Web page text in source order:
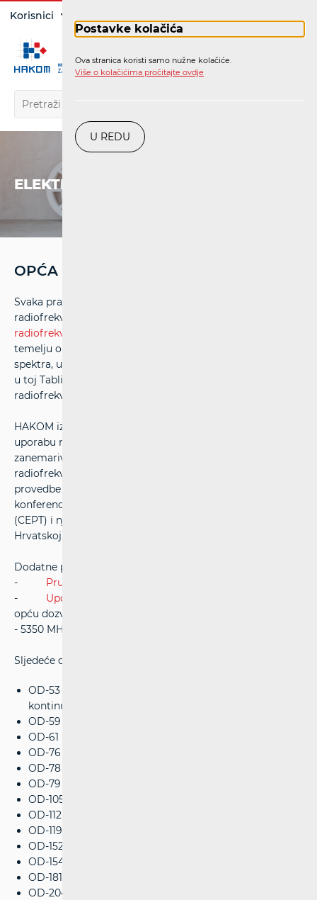
Postavke kolačića
Ova stranica koristi samo nužne kolačiće.
Više o kolačićima pročitajte ovdje
U REDU
Korisnici
ELEKTRONIČKE KOMUNIKACIJE
OPĆA DOZVOLA
Svaka pravna i fizička osoba ima pravo na uporabu
radiofrekvencijskog pojasa koji se prema
radiofrekvencijskog spektra
temelju opće dozvole za uporabu radiofrekvencijskog
spektra, u skladu s uvjetima dodjele i uporabe utvrđenim
u toj Tablici i Pravilniku o uvjetima dodjele i uporabe
radiofrekvencijskog spektra ("
HAKOM izdaje opću dozvolu (
uporabu radiofrekvencijskog spektra u slučaju
zanemarive opasnosti od smetnja ili u usklađenim
radiofrekvencijskim pojasevima, a osobito u svrhu
provedbe odgovarajućih odluka i preporuka Europske
konferencije poštanskih i telekomunikacijskih uprava
(CEPT) i njezinih tijela, koje su prihvaćene u Republici
Hrvatskoj.
Dodatne poveznice:
- Pružanje usluga uz opću dozvolu (WAS/RLAN)
- Uporaba pojasa 5470 - 5725 MHz (WAS/RLAN)
opću dozvolu
- 5350 MHz uz opće dozvole
Sljedeće opće dozvole su povučene i više se ne koriste:
OD-53 - Uređaji s visokim radnim ciklusom/uređaji za
kontinuirano odašiljanje,
OD-59 - Aktivni medicinski implantati,
OD-61 - Aktivni medicinski implantati,
OD-76 - SRD različite namjene,
OD-78 - SRD za primjene u željeznici,
OD-79 - SRD za primjene u željeznici,
OD-105 - WiMAX (korisnička oprema),
OD-112 - Uređaji za širokopojasni prijenos podataka,
OD-119 - SRD za bežične audio primjene,
OD-152 - Inteligentni sustavi za prijevoz,
OD-154 - Uređaji za telematiku u prijevozu i prometu,
OD-181 - SRD različite namjene,
OD-204 - Nespecifični uređaji malog dometa i